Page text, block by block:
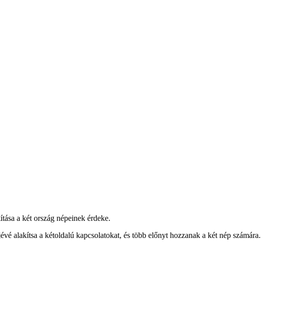
a két ország népeinek érdeke.
alakítsa a kétoldalú kapcsolatokat, és több előnyt hozzanak a két nép számára.